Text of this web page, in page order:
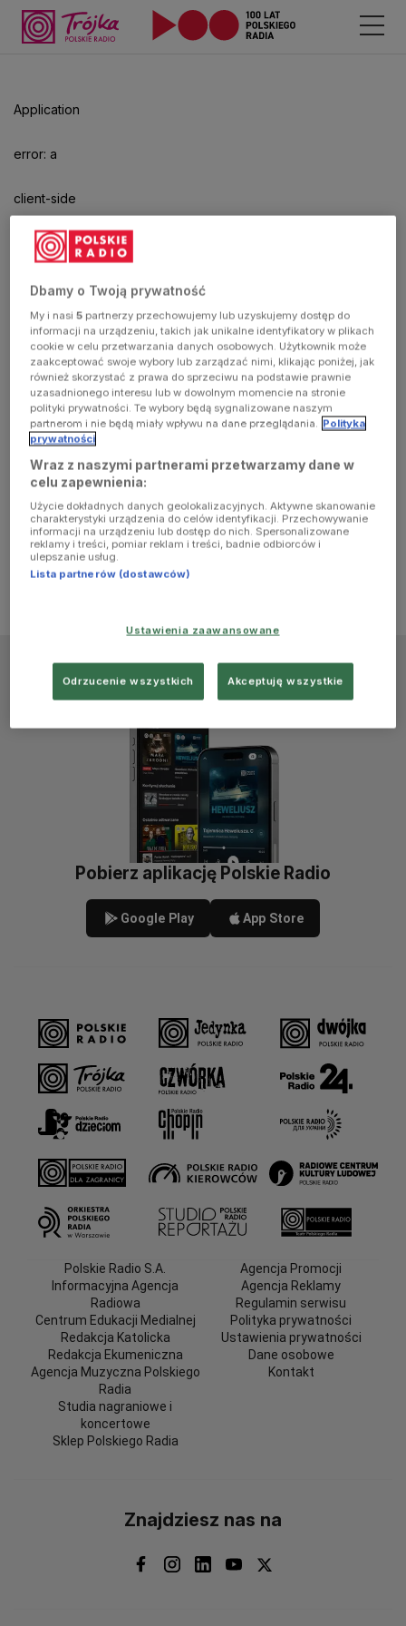
Application
error: a
client-side
exception
has
occurred
(see the
browser
console for
more
information)
aby
odtwarzać.
Pobierz aplikację Polskie Radio
Google Play App Store
Polskie Radio S.A.
Informacyjna Agencja
Radiowa
Centrum Edukacji Medialnej
Redakcja Katolicka
Redakcja Ekumeniczna
Agencja Muzyczna Polskiego
Radia
Studia nagraniowe i
koncertowe
Sklep Polskiego Radia
Agencja Promocji
Agencja Reklamy
Regulamin serwisu
Polityka prywatności
Ustawienia prywatności
Dane osobowe
Kontakt
Znajdziesz nas na
Dbamy o Twoją prywatność
My i nasi5 partnerzy przechowujemy lub uzyskujemy dostęp do
informacji na urządzeniu, takich jak unikalne identyfikatory w plikach
cookie w celu przetwarzania danych osobowych. Użytkownik może
zaakceptować swoje wybory lub zarządzać nimi, klikając poniżej, jak
również skorzystać z prawa do sprzeciwu na podstawie prawnie
uzasadnionego interesu lub w dowolnym momencie na stronie
polityki prywatności. Te wybory będą sygnalizowane naszym
partnerom i nie będą miały wpływu na dane przeglądania. Polityka
prywatności
Wraz z naszymi partnerami przetwarzamy dane w
celu zapewnienia:
Użycie dokładnych danych geolokalizacyjnych. Aktywne skanowanie
charakterystyki urządzenia do celów identyfikacji. Przechowywanie
informacji na urządzeniu lub dostęp do nich. Spersonalizowane
reklamy i treści, pomiar reklam i treści, badnie odbiorców i
ulepszanie usług.
Lista partnerów (dostawców)
Ustawienia zaawansowane
Odrzucenie wszystkich Akceptuję wszystkie